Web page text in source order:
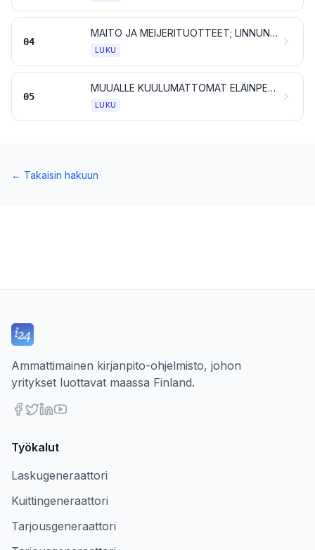
04
MAITO JA MEIJERITUOTTEET; LINNUNMUNAT; LUONNONHUNAJA; MUUALLE KUULUMATTOMAT ELÄINPERÄISET SYÖTÄVÄT TUOTTEET
LUKU
05
MUUALLE KUULUMATTOMAT ELÄINPERÄISET TUOTTEET
LUKU
← Takaisin hakuun
Ammattimainen kirjanpito-ohjelmisto, johon
yritykset luottavat maassa Finland.
Työkalut
Laskugeneraattori
Kuittingeneraattori
Tarjousgeneraattori